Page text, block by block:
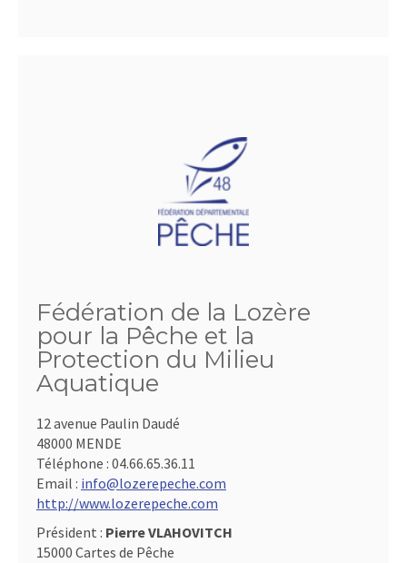
Fédération de la Lozère
pour la Pêche et la
Protection du Milieu
Aquatique
12 avenue Paulin Daudé
48000 MENDE
Téléphone : 04.66.65.36.11
Email : info@lozerepeche.com
http://www.lozerepeche.com
Président : Pierre VLAHOVITCH
15000 Cartes de Pêche